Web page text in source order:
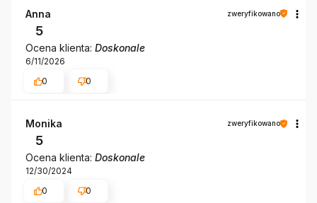
Anna zweryfikowano
5
Ocena klienta: Doskonale
6/11/2026
0
0
Monika zweryfikowano
5
Ocena klienta: Doskonale
12/30/2024
0
0